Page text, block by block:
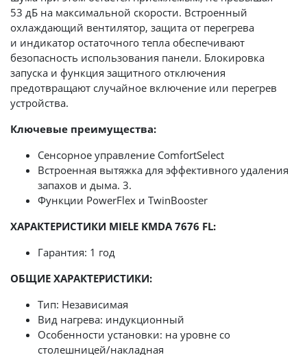
53 дБ на максимальной скорости. Встроенный
охлаждающий вентилятор, защита от перегрева
и индикатор остаточного тепла обеспечивают
безопасность использования панели. Блокировка
запуска и функция защитного отключения
предотвращают случайное включение или перегрев
устройства.
Ключевые преимущества:
Сенсорное управление ComfortSelect
Встроенная вытяжка для эффективного удаления
запахов и дыма. 3.
Функции PowerFlex и TwinBooster
ХАРАКТЕРИСТИКИ MIELE KMDA 7676 FL:
Гарантия: 1 год
ОБЩИЕ ХАРАКТЕРИСТИКИ:
Тип: Независимая
Вид нагрева: индукционный
Особенности установки: на уровне со
столешницей/накладная